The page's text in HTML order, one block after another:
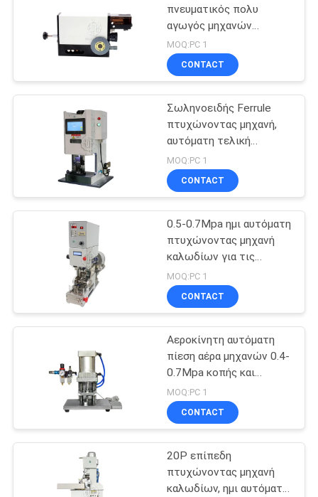
ΕΙΔΉΣΕΙΣ
SITEMAP
PRIVACY
POLICY
γδύνοντας μηχανή
καλωδίων
Μηχανή σίτισης
καλωδίων
14
αυτόματη
τέμνουσα μηχανή
σωλήνων
12
πνευματικός πολυ
αγωγός μηχανών
επεξεργασίας καλωδίων
MOQ:PC 1
CONTACT
Σωληνοειδής Ferrule
πτυχώνοντας μηχανή,
αυτόματη τελική
πτυχώνοντας μηχανή
100KN
MOQ:PC 1
CONTACT
0.5-0.7Mpa ημι αυτόματη
πτυχώνοντας μηχανή
καλωδίων για τις
λαστιχένιες σφραγίδες
καλωδίων που
παρεμβάλλουν τη
MOQ:PC 1
CONTACT
Αεροκίνητη αυτόματη
πίεση αέρα μηχανών 0.4-
0.7Mpa κοπής και
γδυσίματος καλωδίων
MOQ:PC 1
CONTACT
20P επίπεδη
πτυχώνοντας μηχανή
καλωδίων, ημι αυτόματη